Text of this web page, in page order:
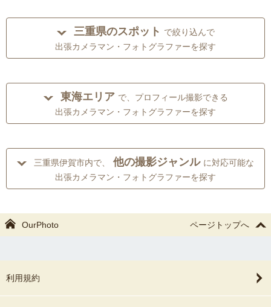
三重県のスポット で絞り込んで
出張カメラマン・フォトグラファーを探す
東海エリア で、プロフィール撮影できる
出張カメラマン・フォトグラファーを探す
三重県伊賀市内で、 他の撮影ジャンル に対応可能な
出張カメラマン・フォトグラファーを探す
OurPhoto ページトップへ
利用規約